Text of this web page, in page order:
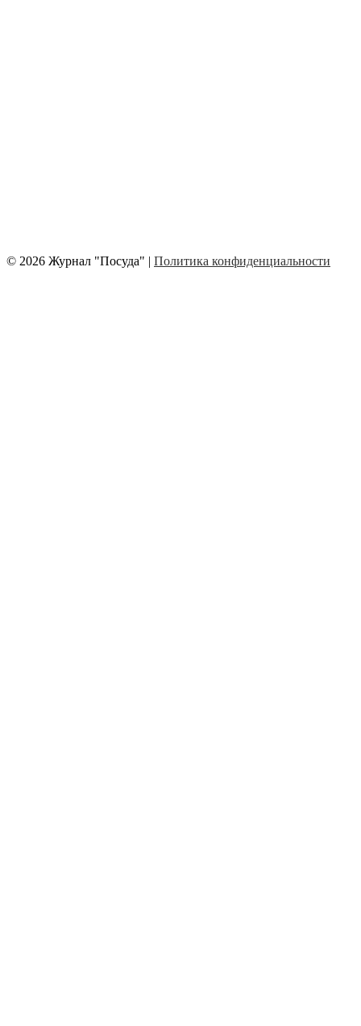
© 2026 Журнал "Посуда" | Политика конфиденциальности